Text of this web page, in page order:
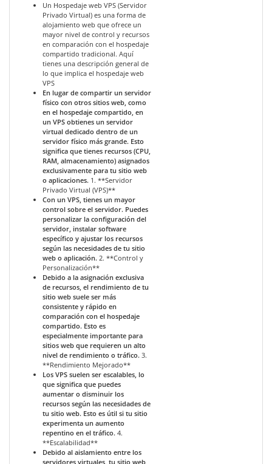
Un Hospedaje web VPS (Servidor
Privado Virtual) es una forma de
alojamiento web que ofrece un
mayor nivel de control y recursos
en comparación con el hospedaje
compartido tradicional. Aquí
tienes una descripción general de
lo que implica el hospedaje web
VPS
En lugar de compartir un servidor
físico con otros sitios web, como
en el hospedaje compartido, en
un VPS obtienes un servidor
virtual dedicado dentro de un
servidor físico más grande. Esto
significa que tienes recursos (CPU,
RAM, almacenamiento) asignados
exclusivamente para tu sitio web
o aplicaciones. 1. **Servidor
Privado Virtual (VPS)**
Con un VPS, tienes un mayor
control sobre el servidor. Puedes
personalizar la configuración del
servidor, instalar software
específico y ajustar los recursos
según las necesidades de tu sitio
web o aplicación. 2. **Control y
Personalización**
Debido a la asignación exclusiva
de recursos, el rendimiento de tu
sitio web suele ser más
consistente y rápido en
comparación con el hospedaje
compartido. Esto es
especialmente importante para
sitios web que requieren un alto
nivel de rendimiento o tráfico. 3.
**Rendimiento Mejorado**
Los VPS suelen ser escalables, lo
que significa que puedes
aumentar o disminuir los
recursos según las necesidades de
tu sitio web. Esto es útil si tu sitio
experimenta un aumento
repentino en el tráfico. 4.
**Escalabilidad**
Debido al aislamiento entre los
servidores virtuales, tu sitio web